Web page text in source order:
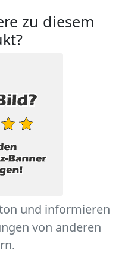
zu diesem
und informieren
von anderen